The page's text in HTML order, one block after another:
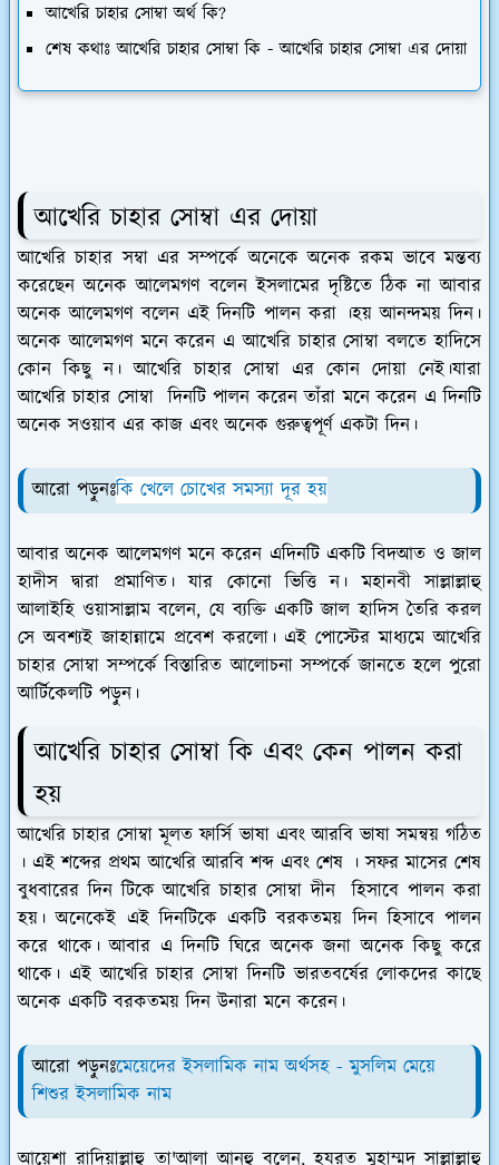
আখেরি চাহার সোম্বা অর্থ কি?
শেষ কথাঃ আখেরি চাহার সোম্বা কি - আখেরি চাহার সোম্বা এর দোয়া
আখেরি চাহার সোম্বা এর দোয়া
আখেরি চাহার সম্বা এর সম্পর্কে অনেকে অনেক রকম ভাবে মন্তব্য
করেছেন অনেক আলেমগণ বলেন ইসলামের দৃষ্টিতে ঠিক না আবার
অনেক আলেমগণ বলেন এই দিনটি পালন করা ।হয় আনন্দময় দিন।
অনেক আলেমগণ মনে করেন এ আখেরি চাহার সোম্বা বলতে হাদিসে
কোন কিছু ন। আখেরি চাহার সোম্বা এর কোন দোয়া নেই।যারা
আখেরি চাহার সোম্বা দিনটি পালন করেন তাঁরা মনে করেন এ দিনটি
অনেক সওয়াব এর কাজ এবং অনেক গুরুত্বপূর্ণ একটা দিন।
আরো পড়ুনঃকি খেলে চোখের সমস্যা দূর হয়
আবার অনেক আলেমগণ মনে করেন এদিনটি একটি বিদআত ও জাল
হাদীস দ্বারা প্রমাণিত। যার কোনো ভিত্তি ন। মহানবী সাল্লাল্লাহু
আলাইহি ওয়াসাল্লাম বলেন, যে ব্যক্তি একটি জাল হাদিস তৈরি করল
সে অবশ্যই জাহান্নামে প্রবেশ করলো। এই পোস্টের মাধ্যমে আখেরি
চাহার সোম্বা সম্পর্কে বিস্তারিত আলোচনা সম্পর্কে জানতে হলে পুরো
আর্টিকেলটি পড়ুন।
আখেরি চাহার সোম্বা কি এবং কেন পালন করা
হয়
আখেরি চাহার সোম্বা মূলত ফার্সি ভাষা এবং আরবি ভাষা সমন্বয় গঠিত
। এই শব্দের প্রথম আখেরি আরবি শব্দ এবং শেষ । সফর মাসের শেষ
বুধবারের দিন টিকে আখেরি চাহার সোম্বা দীন হিসাবে পালন করা
হয়। অনেকেই এই দিনটিকে একটি বরকতময় দিন হিসাবে পালন
করে থাকে। আবার এ দিনটি ঘিরে অনেক জনা অনেক কিছু করে
থাকে। এই আখেরি চাহার সোম্বা দিনটি ভারতবর্ষের লোকদের কাছে
অনেক একটি বরকতময় দিন উনারা মনে করেন।
আরো পড়ুনঃমেয়েদের ইসলামিক নাম অর্থসহ - মুসলিম মেয়ে
শিশুর ইসলামিক নাম
আয়েশা রাদিয়াল্লাহু তা'আলা আনহু বলেন, হযরত মুহাম্মদ সাল্লাল্লাহু